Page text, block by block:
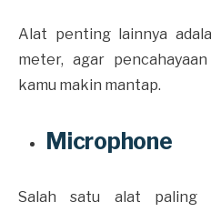
Alat penting lainnya
meter, agar
kamu makin mantap.
Microphone
Salah satu alat paling